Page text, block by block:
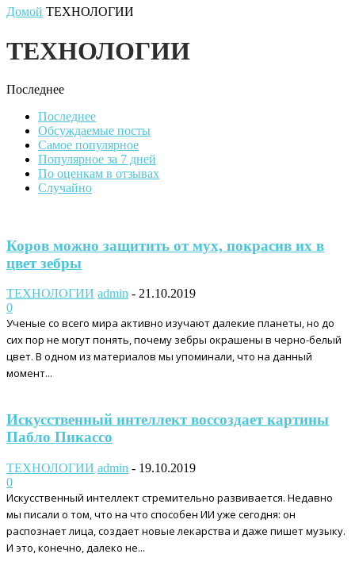
Домой ТЕХНОЛОГИИ
ТЕХНОЛОГИИ
Последнее
Последнее
Обсуждаемые посты
Самое популярное
Популярное за 7 дней
По оценкам в отзывах
Случайно
Коров можно защитить от мух, покрасив их в
цвет зебры
ТЕХНОЛОГИИ admin - 21.10.2019
0
Ученые со всего мира активно изучают далекие планеты, но до
сих пор не могут понять, почему зебры окрашены в черно-белый
цвет. В одном из материалов мы упоминали, что на данный
момент...
Искусственный интеллект воссоздает картины
Пабло Пикассо
ТЕХНОЛОГИИ admin - 19.10.2019
0
Искусственный интеллект стремительно развивается. Недавно
мы писали о том, что на что способен ИИ уже сегодня: он
распознает лица, создает новые лекарства и даже пишет музыку.
И это, конечно, далеко не...